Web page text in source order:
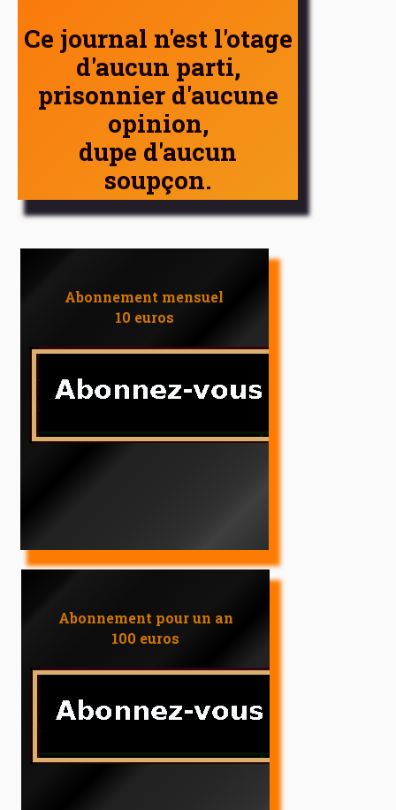
Ce journal n'est l'otage
d'aucun parti,
prisonnier d'aucune
opinion,
dupe d'aucun
soupçon.
Abonnement mensuel
10 euros
Abonnement pour un an
100 euros